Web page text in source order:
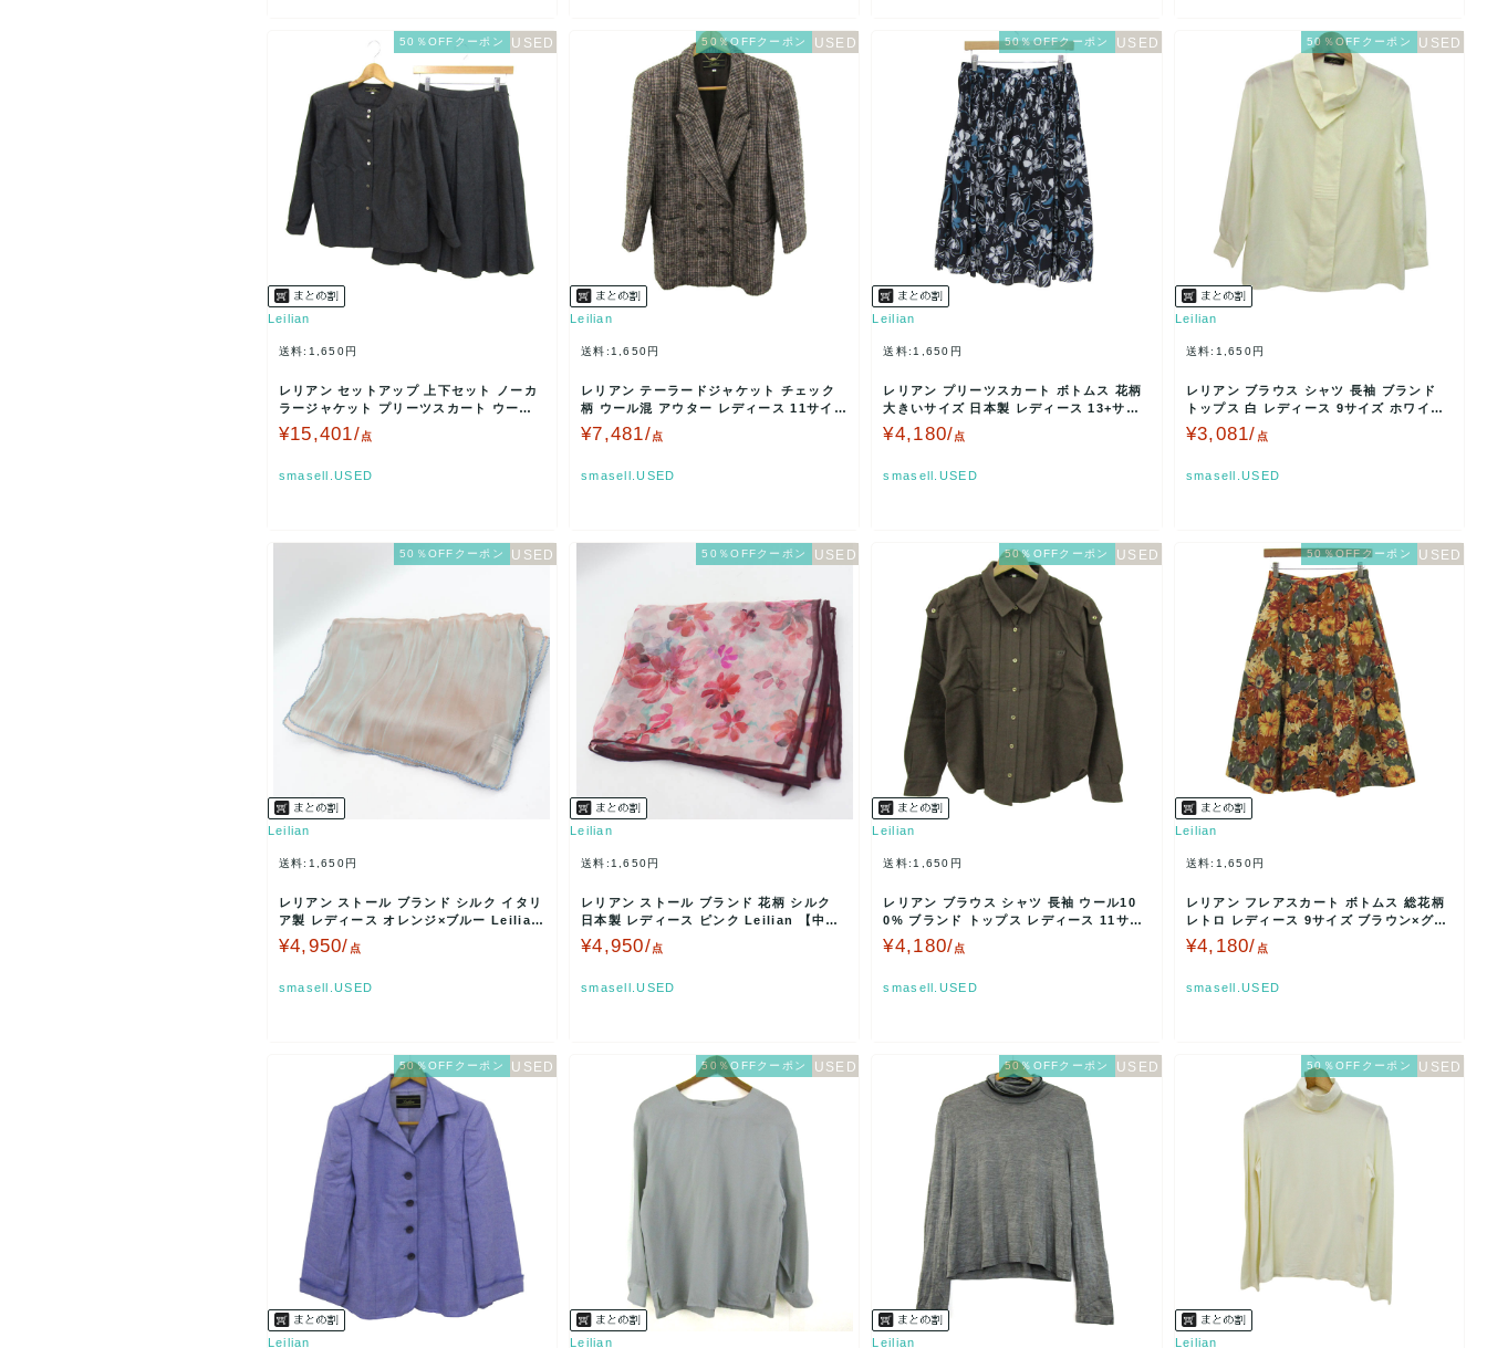
50％OFFクーポン
Leilian
送料:1,650円
レリアン セットアップ 上下セット ノーカ
ラージャケット プリーツスカート ウール
レディース 9サ…
¥15,401/点
smasell.USED
50％OFFクーポン
Leilian
送料:1,650円
レリアン テーラードジャケット チェック
柄 ウール混 アウター レディース 11サイズ
ブラウン×グ…
¥7,481/点
smasell.USED
50％OFFクーポン
Leilian
送料:1,650円
レリアン プリーツスカート ボトムス 花柄
大きいサイズ 日本製 レディース 13+サイ
ズ ブラック…
¥4,180/点
smasell.USED
50％OFFクーポン
Leilian
送料:1,650円
レリアン ブラウス シャツ 長袖 ブランド
トップス 白 レディース 9サイズ ホワイト
Leili…
¥3,081/ 点
smasell.USED
50％OFFクーポン
Leilian
送料:1,650円
レリアン ストール ブランド シルク イタリ
ア製 レディース オレンジ×ブルー Leilian
【中…
¥4,950/ 点
smasell.USED
50％OFFクーポン
Leilian
送料:1,650円
レリアン ストール ブランド 花柄 シルク
日本製 レディース ピンク Leilian 【中
古】
¥4,950/点
smasell.USED
50％OFFクーポン
Leilian
送料:1,650円
レリアン ブラウス シャツ 長袖 ウール10
0% ブランド トップス レディース 11サイ
ズ ブラウ…
¥4,180/点
smasell.USED
50％OFFクーポン
Leilian
送料:1,650円
レリアン フレアスカート ボトムス 総花柄
レトロ レディース 9サイズ ブラウン×グレ
ー×グリーン…
¥4,180/ 点
smasell.USED
50％OFFクーポン
Leilian
50％OFFクーポン
Leilian
50％OFFクーポン
Leilian
50％OFFクーポン
Leilian